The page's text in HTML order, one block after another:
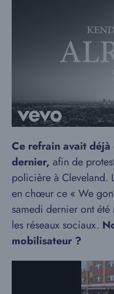
Ce refrain avait
dernier, afin de
policière à Cleveland.
en chœur ce « We
samedi dernier ont été
les réseaux sociaux.
mobilisateur ?